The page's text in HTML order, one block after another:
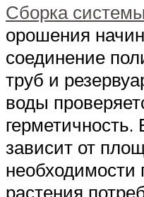
Сборка
орошения
соединение
труб и
воды
герметичность.
зависит от
необходимости
растения